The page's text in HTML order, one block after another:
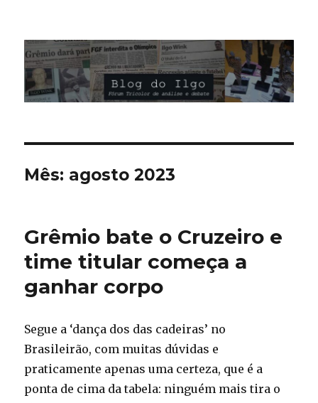
Blog do Ilgo Wink
Mês: agosto 2023
Grêmio bate o Cruzeiro e
time titular começa a
ganhar corpo
Segue a ‘dança dos das cadeiras’ no
Brasileirão, com muitas dúvidas e
praticamente apenas uma certeza, que é a
ponta de cima da tabela: ninguém mais tira o